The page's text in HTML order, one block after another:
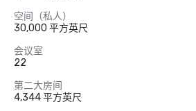
空间（私人）
30,000 平方英尺
会议室
22
第二大房间
4,344 平方英尺